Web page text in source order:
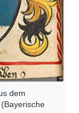
dem